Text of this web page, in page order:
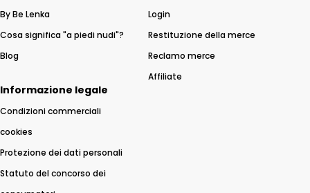
By Be Lenka
Cosa significa "a piedi nudi"?
Blog
Login
Restituzione della merce
Reclamo merce
Affiliate
Informazione legale
Condizioni commerciali
cookies
Protezione dei dati personali
Statuto del concorso dei